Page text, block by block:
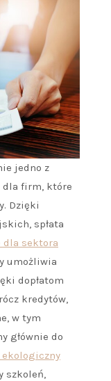
jedno z
dla firm, które
Dzięki
spłata
dla sektora
umożliwia
dopłatom
kredytów,
w tym
głównie do
szkoleń,